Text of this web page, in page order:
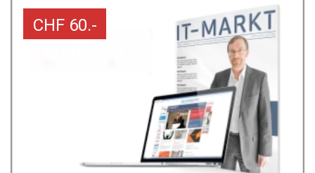
CHF 60.-